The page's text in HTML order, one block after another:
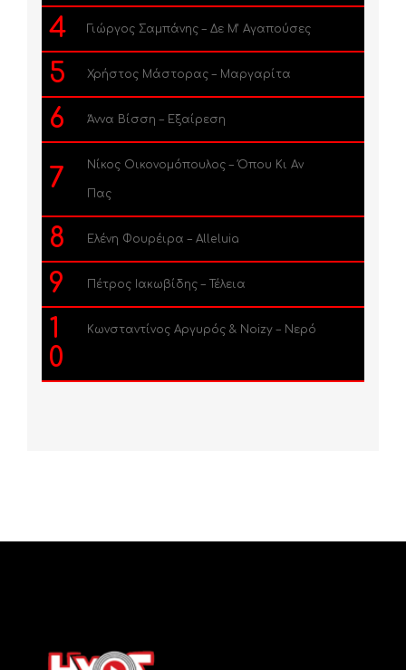
4 Γιώργος Σαμπάνης – Δε Μ’ Αγαπούσες
5 Χρήστος Μάστορας – Μαργαρίτα
6 Άννα Βίσση – Εξαίρεση
7 Νίκος Οικονομόπουλος – Όπου Κι Αν
Πας
8 Ελένη Φουρέιρα – Alleluia
9 Πέτρος Ιακωβίδης – Τέλεια
1
0
Κωνσταντίνος Αργυρός & Noizy – Νερό